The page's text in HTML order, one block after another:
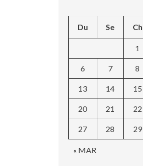
Du Se Ch
« MAR
1
6 7 8
13 14 15
20 21 22
27 28 29